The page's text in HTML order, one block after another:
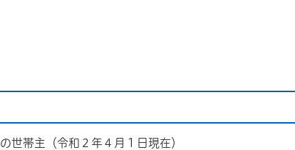
世帯主（令和２年４月１日現在）